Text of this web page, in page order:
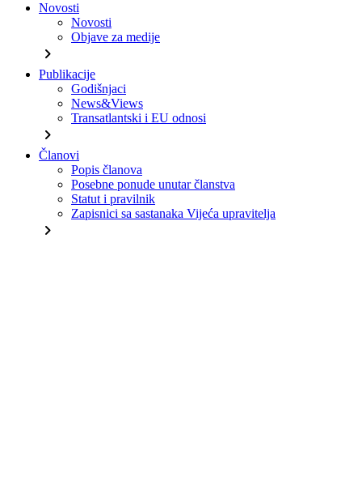
Novosti
Novosti
Objave za medije
chevron_right
Publikacije
Godišnjaci
News&Views
Transatlantski i EU odnosi
chevron_right
Članovi
Popis članova
Posebne ponude unutar članstva
Statut i pravilnik
Zapisnici sa sastanaka Vijeća upravitelja
chevron_right